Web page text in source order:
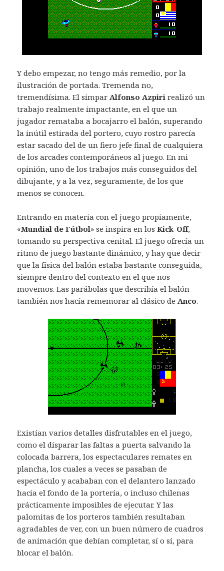
Y debo empezar, no tengo más remedio, por la
ilustración de portada. Tremenda no,
tremendísima. El simparAlfonso Azpiri realizó un
trabajo realmente impactante, en el que un
jugador remataba a bocajarro el balón, superando
la inútil estirada del portero, cuyo rostro parecía
estar sacado del de un fiero jefe final de cualquiera
de los arcades contemporáneos al juego. En mi
opinión, uno de los trabajos más conseguidos del
dibujante, y a la vez, seguramente, de los que
menos se conocen.
Entrando en materia con el juego propiamente,
«Mundial de Fútbol» se inspira en losKick-Off,
tomando su perspectiva cenital. El juego ofrecía un
ritmo de juego bastante dinámico, y hay que decir
que la física del balón estaba bastante conseguida,
siempre dentro del contexto en el que nos
movemos. Las parábolas que describía el balón
también nos hacía rememorar al clásico deAnco.
Existían varios detalles disfrutables en el juego,
como el disparar las faltas a puerta salvando la
colocada barrera, los espectaculares remates en
plancha, los cuales a veces se pasaban de
espectáculo y acababan con el delantero lanzado
hacia el fondo de la portería, o incluso chilenas
prácticamente imposibles de ejecutar. Y las
palomitas de los porteros también resultaban
agradables de ver, con un buen número de cuadros
de animación que debían completar, sí o sí, para
blocar el balón.